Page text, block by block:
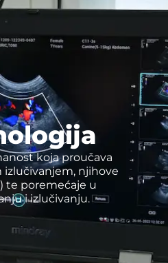
koja proučava
njihove
te poremećaje u
i izlučivanju.